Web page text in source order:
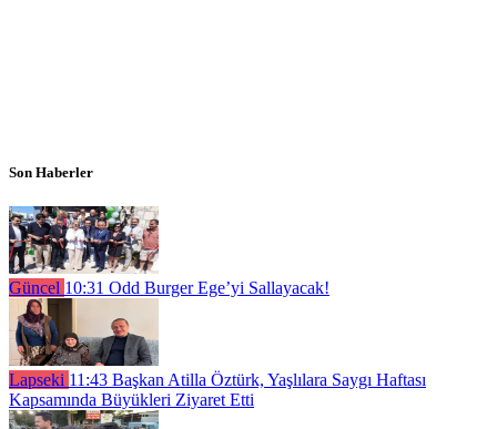
Son Haberler
Güncel 10:31 Odd Burger Ege’yi Sallayacak!
Lapseki 11:43 Başkan Atilla Öztürk, Yaşlılara Saygı Haftası
Kapsamında Büyükleri Ziyaret Etti